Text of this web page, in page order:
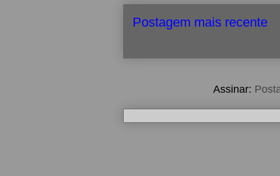
Postagem mais recente
Assinar: